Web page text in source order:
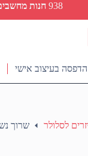
938 חנות
הדפסה בעיצוב אישי
לסלולר שרוך